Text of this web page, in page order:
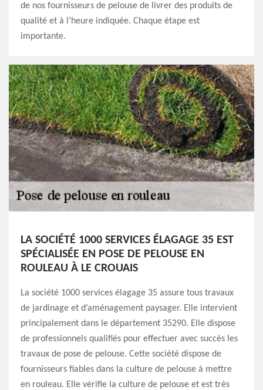
de nos fournisseurs de pelouse de livrer des produits de
qualité et à l’heure indiquée. Chaque étape est
importante.
LA SOCIÉTÉ 1000 SERVICES ÉLAGAGE 35 EST
SPÉCIALISÉE EN POSE DE PELOUSE EN
ROULEAU À LE CROUAIS
La société 1000 services élagage 35 assure tous travaux
de jardinage et d’aménagement paysager. Elle intervient
principalement dans le département 35290. Elle dispose
de professionnels qualifiés pour effectuer avec succès les
travaux de pose de pelouse. Cette société dispose de
fournisseurs fiables dans la culture de pelouse à mettre
en rouleau. Elle vérifie la culture de pelouse et est très